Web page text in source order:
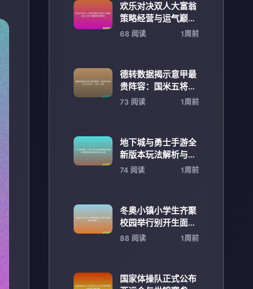
欢乐对决双人大富翁
策略经营与运气巅峰
挑战之旅全新趣味竞
68 阅读 1周前
德转数据揭示意甲最
贵阵容：国米五将领
衔尤文亚特兰大米兰
73 阅读 1周前
地下城与勇士手游全
新版本玩法解析与职
业养成攻略指南深度
74 阅读 1周前
冬奥小镇小学生齐聚
校园举行别开生面的
模拟冬奥会
88 阅读 1周前
国家体操队正式公布